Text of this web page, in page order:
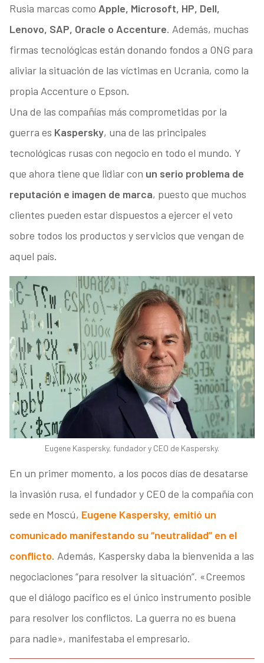
Rusia marcas como Apple, Microsoft, HP, Dell,
Lenovo, SAP, Oracle o Accenture. Además, muchas
firmas tecnológicas están donando fondos a ONG para
aliviar la situación de las víctimas en Ucrania, como la
propia Accenture o Epson.
Una de las compañías más comprometidas por la
guerra es Kaspersky, una de las principales
tecnológicas rusas con negocio en todo el mundo. Y
que ahora tiene que lidiar con un serio problema de
reputación e imagen de marca, puesto que muchos
clientes pueden estar dispuestos a ejercer el veto
sobre todos los productos y servicios que vengan de
aquel país.
Eugene Kaspersky, fundador y CEO de Kaspersky.
En un primer momento, a los pocos días de desatarse
la invasión rusa, el fundador y CEO de la compañía con
sede en Moscú, Eugene Kaspersky, emitió un
comunicado manifestando su “neutralidad” en el
conflicto. Además, Kaspersky daba la bienvenida a las
negociaciones “para resolver la situación”. «Creemos
que el diálogo pacífico es el único instrumento posible
para resolver los conflictos. La guerra no es buena
para nadie», manifestaba el empresario.